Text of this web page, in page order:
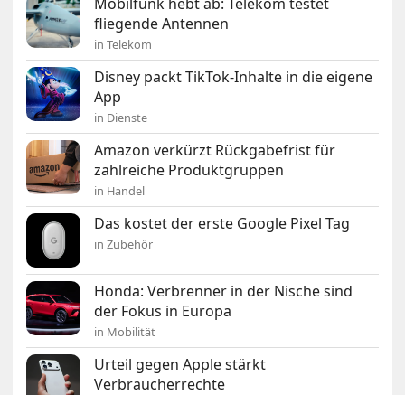
fliegende Antennen
in Telekom
Disney packt TikTok-Inhalte in die eigene
App
in Dienste
Amazon verkürzt Rückgabefrist für
zahlreiche Produktgruppen
in Handel
Das kostet der erste Google Pixel Tag
in Zubehör
Honda: Verbrenner in der Nische sind
der Fokus in Europa
in Mobilität
Urteil gegen Apple stärkt
Verbraucherrechte